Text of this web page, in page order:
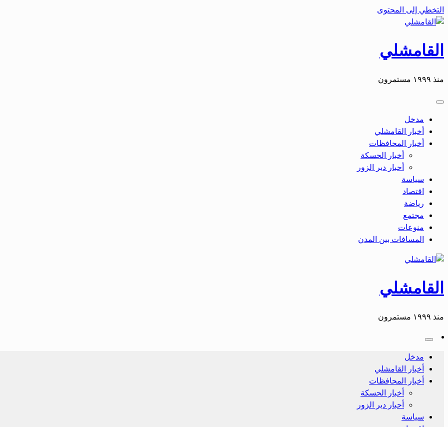
التخطي إلى المحتوى
القامشلي
منذ ١٩٩٩ مستمرون
مدخل
أخبار القامشلي
أخبار المحافظات
أخبار الحسكة
أحبار دير الزور
سياسة
اقتصاد
رياضة
مجتمع
منوعات
المسافات بين المدن
القامشلي
منذ ١٩٩٩ مستمرون
مدخل
أخبار القامشلي
أخبار المحافظات
أخبار الحسكة
أحبار دير الزور
سياسة